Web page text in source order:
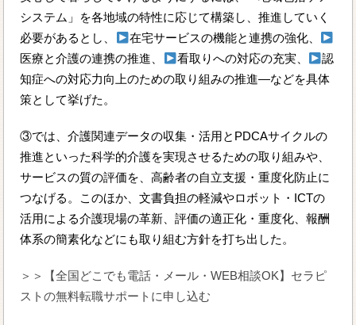
システム」を各地域の特性に応じて構築し、推進していく
必要があるとし、
在宅サービスの機能と連携の強化、
医療と介護の連携の推進、
看取りへの対応の充実、
認
知症への対応力向上のための取り組みの推進―などを具体
策として挙げた。
③では、介護関連データの収集・活用とPDCAサイクルの
推進といった科学的介護を実現させるための取り組みや、
サービスの質の評価を、高齢者の自立支援・重度化防止に
つなげる。このほか、文書負担の軽減やロボット・ICTの
活用による介護現場の革新、評価の適正化・重度化、報酬
体系の簡素化などにも取り組む方針を打ち出した。
＞＞【全国どこでも電話・メール・WEB相談OK】セラピ
ストの無料転職サポートに申し込む